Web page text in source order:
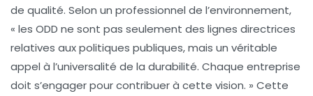
de qualité. Selon un professionnel de l’environnement,
« les ODD ne sont pas seulement des lignes directrices
relatives aux politiques publiques, mais un véritable
appel à l’universalité de la durabilité. Chaque entreprise
doit s’engager pour contribuer à cette vision. » Cette